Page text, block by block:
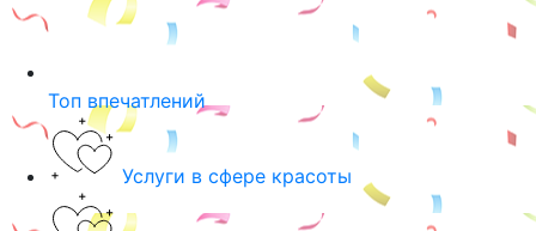
Топ впечатлений
Услуги в сфере красоты